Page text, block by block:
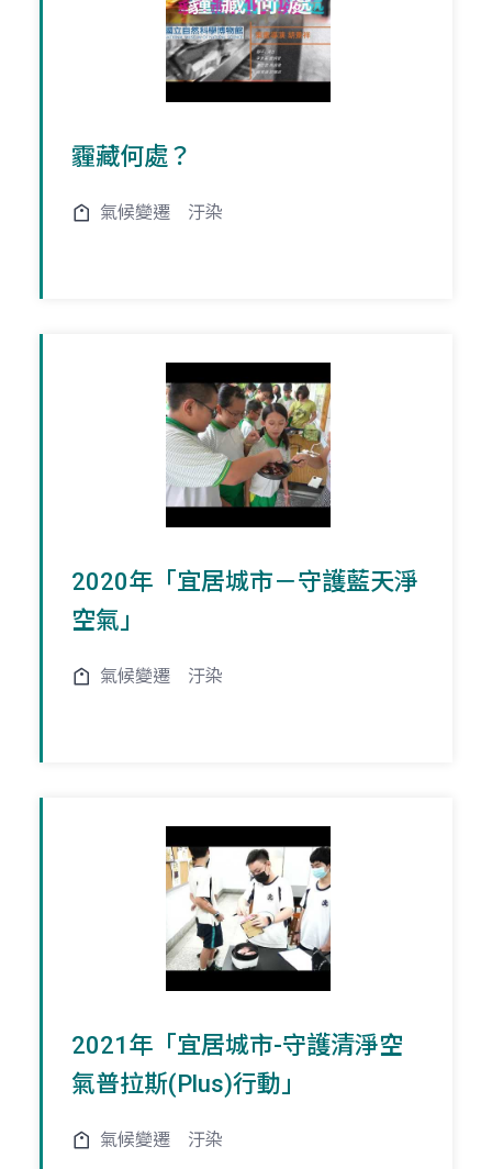
霾藏何處？
氣候變遷 汙染
2020年「宜居城市－守護藍天淨
空氣」
氣候變遷 汙染
2021年「宜居城市-守護清淨空
氣普拉斯(Plus)行動」
氣候變遷 汙染